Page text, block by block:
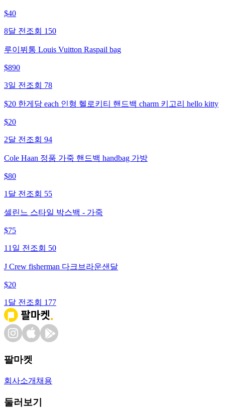
$40
8달 전 조회 150
루이뷔통 Louis Vuitton Raspail bag
$890
3일 전 조회 78
$20 한게당 each 인형 헬로키티 핸드백 charm 키고리 hello kitty
$20
2달 전 조회 94
Cole Haan 정품 가죽 핸드백 handbag 가방
$80
1달 전 조회 55
셀린느 스타일 박스백 - 가죽
$75
11일 전 조회 50
J Crew fisherman 다크브라운샌달
$20
1달 전 조회 177
팔마켓
회사소개 채용
둘러보기